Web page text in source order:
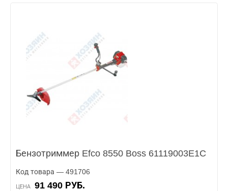
Бензотриммер Efco 8550 Boss 61119003E1C
Код товара — 491706
ЦЕНА 91 490 РУБ.